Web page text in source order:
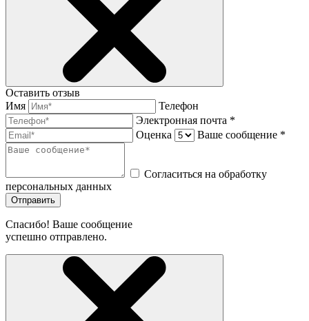
Оставить отзыв
Имя
Телефон
Электронная почта *
Оценка
Ваше сообщение *
Согласиться на обработку
персональных данных
Отправить
Спасибо! Ваше сообщение
успешно отправлено.